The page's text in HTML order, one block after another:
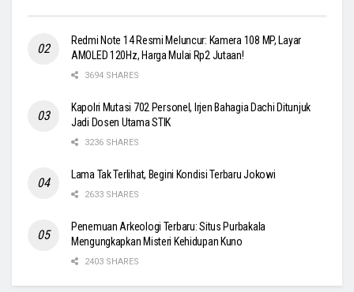
Redmi Note 14 Resmi Meluncur: Kamera 108 MP, Layar
AMOLED 120Hz, Harga Mulai Rp2 Jutaan!
3694 SHARES
Kapolri Mutasi 702 Personel, Irjen Bahagia Dachi Ditunjuk
Jadi Dosen Utama STIK
3236 SHARES
Lama Tak Terlihat, Begini Kondisi Terbaru Jokowi
2633 SHARES
Penemuan Arkeologi Terbaru: Situs Purbakala
Mengungkapkan Misteri Kehidupan Kuno
2403 SHARES